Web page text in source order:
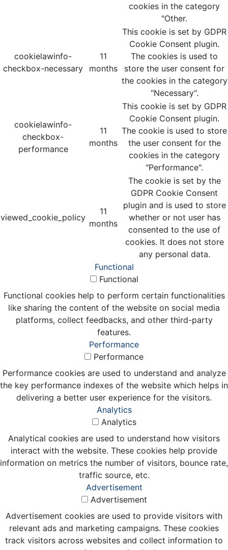
cookies in the category
"Other.
cookielawinfo-
checkbox-necessary
11
months
This cookie is set by GDPR
Cookie Consent plugin.
The cookies is used to
store the user consent for
the cookies in the category
"Necessary".
cookielawinfo-
checkbox-
performance
11
months
This cookie is set by GDPR
Cookie Consent plugin.
The cookie is used to store
the user consent for the
cookies in the category
"Performance".
viewed_cookie_policy
11
months
The cookie is set by the
GDPR Cookie Consent
plugin and is used to store
whether or not user has
consented to the use of
cookies. It does not store
any personal data.
Functional
Functional
Functional cookies help to perform certain functionalities
like sharing the content of the website on social media
platforms, collect feedbacks, and other third-party
features.
Performance
Performance
Performance cookies are used to understand and analyze
the key performance indexes of the website which helps in
delivering a better user experience for the visitors.
Analytics
Analytics
Analytical cookies are used to understand how visitors
interact with the website. These cookies help provide
information on metrics the number of visitors, bounce rate,
traffic source, etc.
Advertisement
Advertisement
Advertisement cookies are used to provide visitors with
relevant ads and marketing campaigns. These cookies
track visitors across websites and collect information to